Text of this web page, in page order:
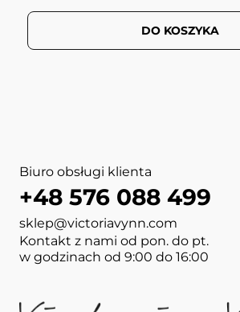
DO KOSZYKA
Biuro obsługi klienta
+48 576 088 499
sklep@victoriavynn.com
Kontakt z nami od pon. do pt.
w godzinach od 9:00 do 16:00